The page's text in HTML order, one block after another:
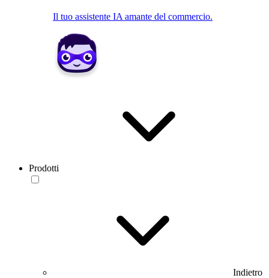
Il tuo assistente IA amante del commercio.
Prodotti
Indietro